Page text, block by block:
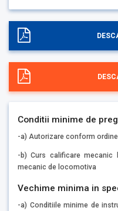
Conditii minime de
-a) Autorizare conform
-b) Curs calificare
mecanic de locomotiva
Vechime minima in
-a) Conditiile minime de